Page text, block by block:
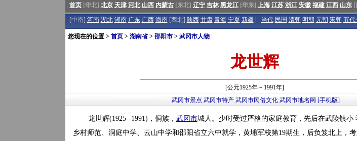
首页[华北] 北京 天津 河北 山西 内蒙古[东北] 辽宁 吉林 黑龙江[华东] 上海 江苏 浙江 安徽 福建 江西 山东[
[中南] 河南 湖北 湖南 广东 广西 海南[西北] 陕西 甘肃 青海 宁夏 新疆 当代 民国 清朝 明朝 元朝 宋朝 五代
您现在的位置 > 首页> 湖南省> 邵阳市> 武冈市人物
龙世辉
[公元1925年－1991年]
武冈市景点 武冈市特产 武冈市民俗文化 武冈市地名网 [手机版]
龙世辉(1925--1991)，侗族， 武冈市城人。少时受过严格的家庭教育，先后在武陵镇小
乡村师范、洞庭中学、云山中学和邵阳省立六中就学，黄埔军校第19期生，后负笈北上，